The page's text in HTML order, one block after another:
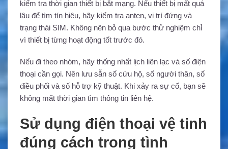
kiểm tra thời gian thiết bị bắt mạng. Nếu thiết bị mất quá
lâu để tìm tín hiệu, hãy kiểm tra anten, vị trí đứng và
trạng thái SIM. Không nên bỏ qua bước thử nghiệm chỉ
vì thiết bị từng hoạt động tốt trước đó.
Nếu đi theo nhóm, hãy thống nhất lịch liên lạc và số điện
thoại cần gọi. Nên lưu sẵn số cứu hộ, số người thân, số
điều phối và số hỗ trợ kỹ thuật. Khi xảy ra sự cố, bạn sẽ
không mất thời gian tìm thông tin liên hệ.
Sử dụng điện thoại vệ tinh
đúng cách trong tình